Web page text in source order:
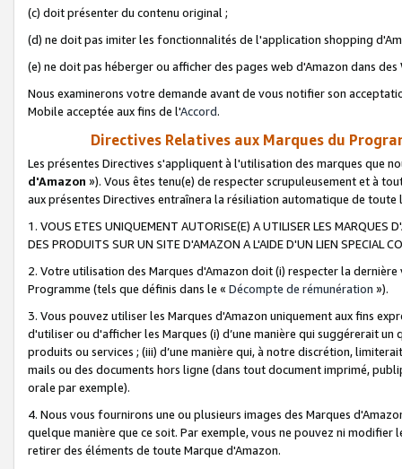
(c) doit présenter du contenu original ;
(d) ne doit pas imiter les fonctionnalités de l'application shopping
(e) ne doit pas héberger ou afficher des pages web d'Amazon dans
Nous examinerons votre demande avant de vous notifier son
Mobile acceptée aux fins de l'Accord.
Directives Relatives aux Marques du
Les présentes Directives s'appliquent à l'utilisation des marques que
d'Amazon »). Vous êtes tenu(e) de respecter scrupuleusement et à
aux présentes Directives entraînera la résiliation automatique de
1. VOUS ETES UNIQUEMENT AUTORISE(E) A UTILISER LES MARQUES
DES PRODUITS SUR UN SITE D'AMAZON A L'AIDE D'UN LIEN SPECIAL
2. Votre utilisation des Marques d'Amazon doit (i) respecter la
Programme (tels que définis dans le « Décompte de rémunération »).
3. Vous pouvez utiliser les Marques d'Amazon uniquement aux fins
d'utiliser ou d'afficher les Marques (i) d’une manière qui suggérerait
produits ou services ; (iii) d’une manière qui, à notre discrétion,
mails ou des documents hors ligne (dans tout document imprimé,
orale par exemple).
4. Nous vous fournirons une ou plusieurs images des Marques
quelque manière que ce soit. Par exemple, vous ne pouvez ni
retirer des éléments de toute Marque d'Amazon.